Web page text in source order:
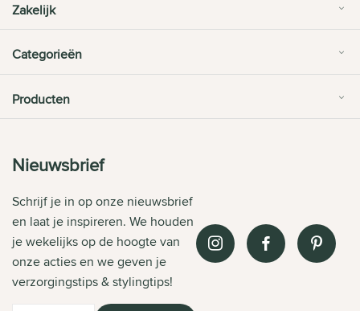
Zakelijk
Categorieën
Producten
Nieuwsbrief
Schrijf je in op onze nieuwsbrief
en laat je inspireren. We houden
je wekelijks op de hoogte van
onze acties en we geven je
verzorgingstips & stylingtips!